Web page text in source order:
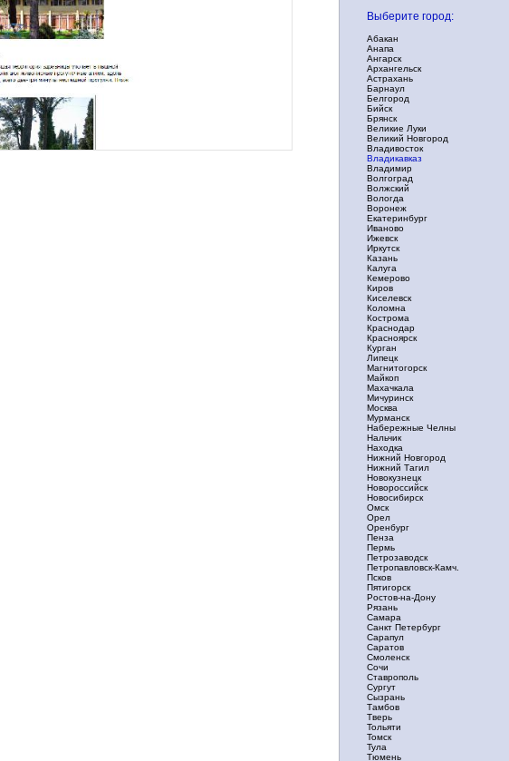
Выберите город:
Абакан
Анапа
Ангарск
Архангельск
Астрахань
Барнаул
Белгород
Бийск
Брянск
Великие Луки
Великий Новгород
Владивосток
Владикавказ
Владимир
Волгоград
Волжский
Вологда
Воронеж
Екатеринбург
Иваново
Ижевск
Иркутск
Казань
Калуга
Кемерово
Киров
Киселевск
Коломна
Кострома
Краснодар
Красноярск
Курган
Липецк
Магнитогорск
Майкоп
Махачкала
Мичуринск
Москва
Мурманск
Набережные Челны
Нальчик
Находка
Нижний Новгород
Нижний Тагил
Новокузнецк
Новороссийск
Новосибирск
Омск
Орел
Оренбург
Пенза
Пермь
Петрозаводск
Петропавловск-Камч.
Псков
Пятигорск
Ростов-на-Дону
Рязань
Самара
Санкт Петербург
Сарапул
Саратов
Смоленск
Сочи
Ставрополь
Сургут
Сызрань
Тамбов
Тверь
Тольяти
Томск
Тула
Тюмень